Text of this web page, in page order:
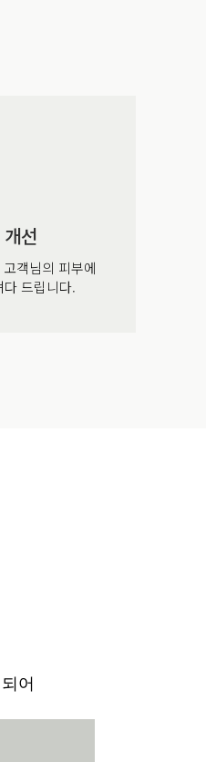
선
객님의 피부에
드립니다.
어